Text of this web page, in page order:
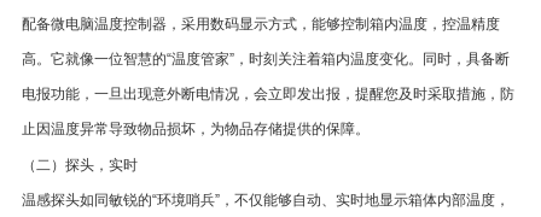
配备微电脑温度控制器，采用数码显示方式，能够控制箱内温度，控温精度
高。它就像一位智慧的“温度管家”，时刻关注着箱内温度变化。同时，具备断
电报功能，一旦出现意外断电情况，会立即发出报，提醒您及时采取措施，防
止因温度异常导致物品损坏，为物品存储提供的保障。
（二）探头，实时
温感探头如同敏锐的“环境哨兵”，不仅能够自动、实时地显示箱体内部温度，